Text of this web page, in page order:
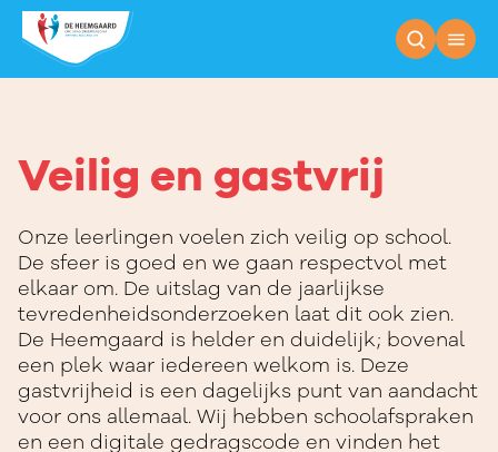
Veilig en gastvrij
Veilig en gastvrij
Onze leerlingen voelen zich veilig op school.
De sfeer is goed en we gaan respectvol met
elkaar om. De uitslag van de jaarlijkse
tevredenheidsonderzoeken laat dit ook zien.
De Heemgaard is helder en duidelijk; bovenal
een plek waar iedereen welkom is. Deze
gastvrijheid is een dagelijks punt van aandacht
voor ons allemaal. Wij hebben schoolafspraken
en een digitale gedragscode en vinden het